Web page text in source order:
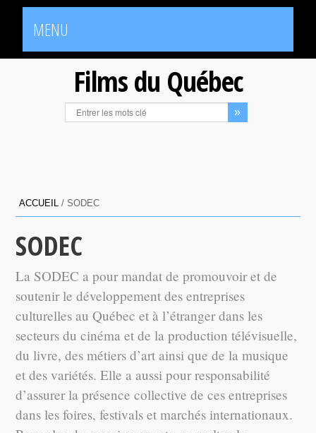
MENU
Films du Québec
ACCUEIL /SODEC
SODEC
La SODEC a pour mandat de promouvoir et de
soutenir le développement des entreprises
culturelles au Québec et à l’étranger dans les
secteurs du cinéma et de la production télévisuelle,
du livre, des métiers d’art ainsi que de la musique
et des variétés. Elle a aussi pour responsabilité
d’assurer la présence collective de ces entreprises
dans les foires, festivals et marchés internationaux.